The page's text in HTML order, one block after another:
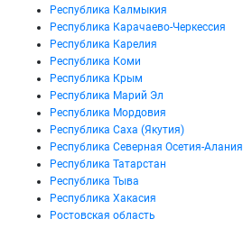
Республика Калмыкия
Республика Карачаево-Черкессия
Республика Карелия
Республика Коми
Республика Крым
Республика Марий Эл
Республика Мордовия
Республика Саха (Якутия)
Республика Северная Осетия-Алания
Республика Татарстан
Республика Тыва
Республика Хакасия
Ростовская область